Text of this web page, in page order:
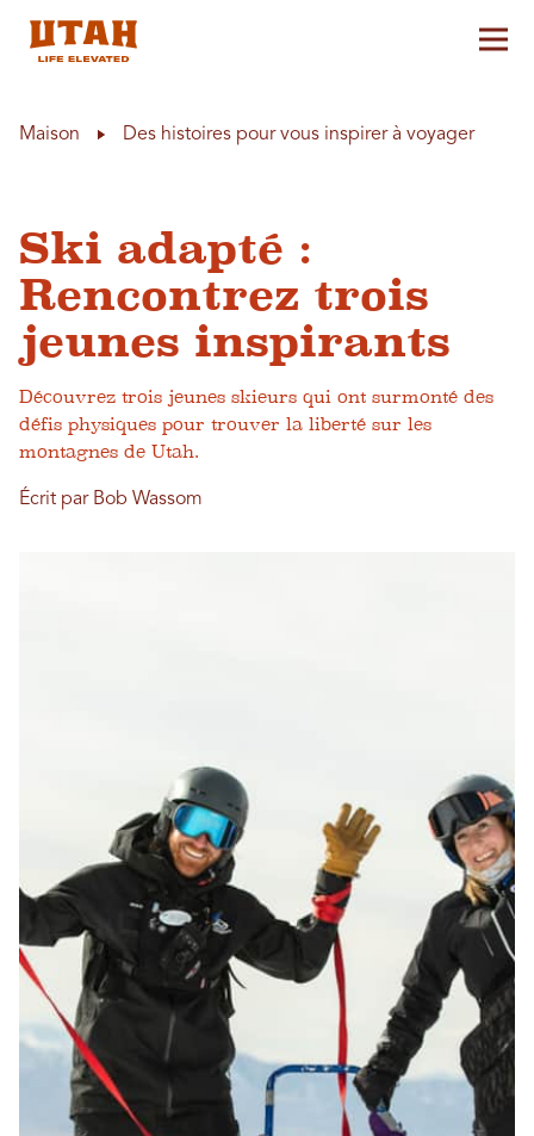
Maison Des histoires pour vous inspirer à voyager
Ski adapté :
Rencontrez trois
jeunes inspirants
Découvrez trois jeunes skieurs qui ont surmonté des
défis physiques pour trouver la liberté sur les
montagnes de Utah.
Écrit par Bob Wassom